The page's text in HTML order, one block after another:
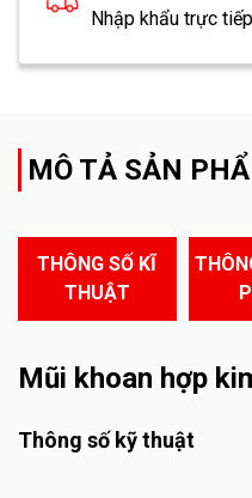
Nhập khẩu trực
MÔ TẢ SẢN
THÔNG SỐ KĨ
THUẬT
Mũi khoan hợp
Thông số kỹ thuật